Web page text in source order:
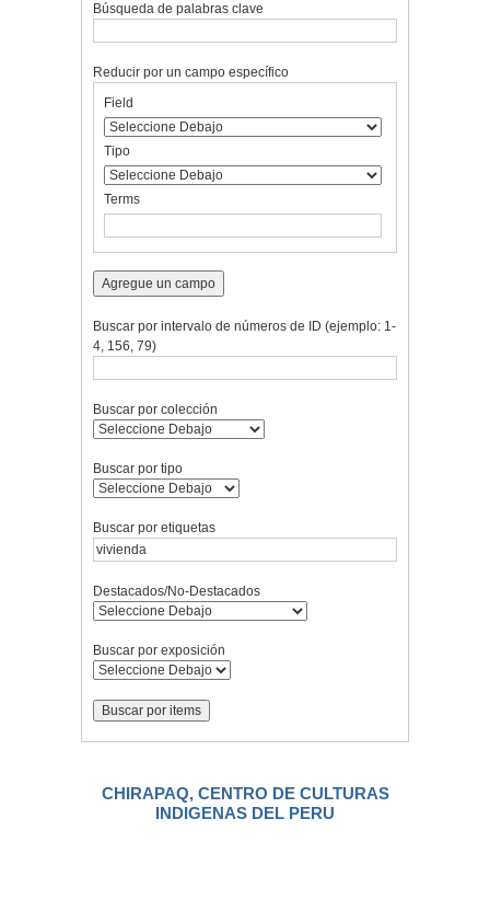
Búsqueda de palabras clave
rows
"Reducir
por
específico":
1
Reducir por un campo específico
de
búsqueda
de
búsqueda
de
búsqueda
de
Búsqueda
Field
Tipo
Terms
Agregue un campo
Buscar por intervalo de números de ID (ejemplo: 1-
4, 156, 79)
Buscar por colección
Buscar por tipo
Buscar por etiquetas
Destacados/No-Destacados
Buscar por exposición
CHIRAPAQ, CENTRO DE CULTURAS
INDIGENAS DEL PERU